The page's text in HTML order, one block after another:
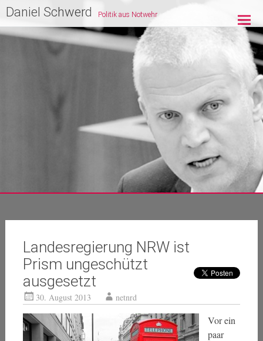
Zum
Inhalt
springen
Daniel Schwerd Politik aus Notwehr
Landesregierung NRW ist
Prism ungeschützt
ausgesetzt
30. August 2013 netnrd
Vor ein
paar